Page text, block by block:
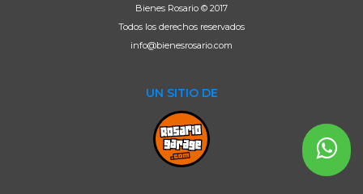
Bienes Rosario © 2017
Todos los derechos reservados
info@bienesrosario.com
UN SITIO DE